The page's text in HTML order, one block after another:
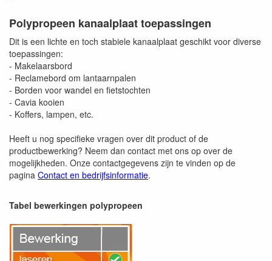
Polypropeen kanaalplaat toepassingen
Dit is een lichte en toch stabiele kanaalplaat geschikt voor diverse
toepassingen:
- Makelaarsbord
- Reclamebord om lantaarnpalen
- Borden voor wandel en fietstochten
- Cavia kooien
- Koffers, lampen, etc.
Heeft u nog specifieke vragen over dit product of de
productbewerking? Neem dan contact met ons op over de
mogelijkheden. Onze contactgegevens zijn te vinden op de
pagina Contact en bedrijfsinformatie.
Tabel bewerkingen polypropeen